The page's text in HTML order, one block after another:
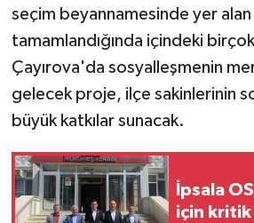
seçim beyannamesinde yer alan
tamamlandığında içindeki
Çayırova'da sosyalleşmenin
gelecek proje, ilçe sakinlerinin
büyük katkılar sunacak.
İpsala
için